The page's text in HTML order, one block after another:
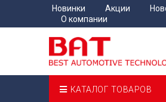
Новинки Акции
О компании
КАТАЛОГ ТОВАРОВ